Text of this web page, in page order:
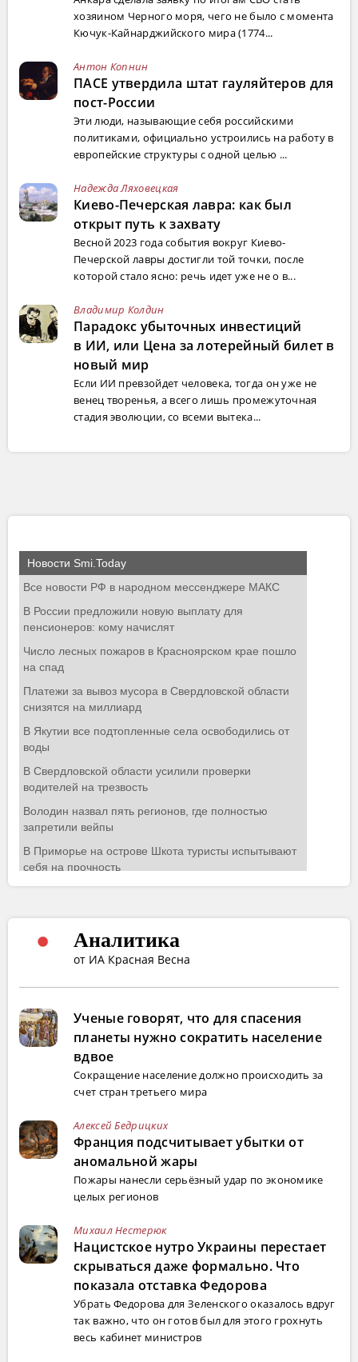
хозяином Черного моря, чего не было с момента
Кючук-Кайнарджийского мира (1774...
Антон Копнин
ПАСЕ утвердила штат гауляйтеров для
пост-России
Эти люди, называющие себя российскими
политиками, официально устроились на работу в
европейские структуры с одной целью ...
Надежда Ляховецкая
Киево-Печерская лавра: как был
открыт путь к захвату
Весной 2023 года события вокруг Киево-
Печерской лавры достигли той точки, после
которой стало ясно: речь идет уже не о в...
Владимир Колдин
Парадокс убыточных инвестиций
в ИИ, или Цена за лотерейный билет в
новый мир
Если ИИ превзойдет человека, тогда он уже не
венец творенья, а всего лишь промежуточная
стадия эволюции, со всеми вытека...
Аналитика
от ИА Красная Весна
Ученые говорят, что для спасения
планеты нужно сократить население
вдвое
Сокращение население должно происходить за
счет стран третьего мира
Алексей Бедрицких
Франция подсчитывает убытки от
аномальной жары
Пожары нанесли серьёзный удар по экономике
целых регионов
Михаил Нестерюк
Нацистское нутро Украины перестает
скрываться даже формально. Что
показала отставка Федорова
Убрать Федорова для Зеленского оказалось вдруг
так важно, что он готов был для этого грохнуть
весь кабинет министров